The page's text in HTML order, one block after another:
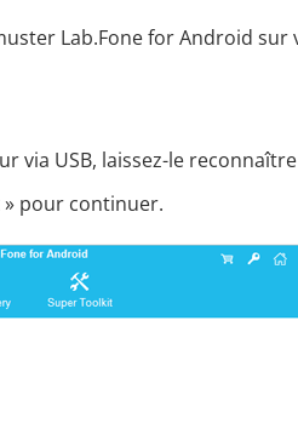
Lab.Fone for Android
via USB, laissez-le
» pour continuer.